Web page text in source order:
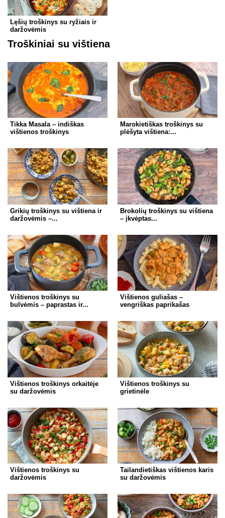
Lęšių troškinys su ryžiais ir
daržovėmis
Troškiniai su vištiena
Tikka Masala – indiškas
vištienos troškinys
Marokietiškas troškinys su
plėšyta vištiena:...
Grikių troškinys su vištiena ir
daržovėmis –...
Brokolių troškinys su vištiena
– įkvėptas...
Vištienos troškinys su
bulvėmis – paprastas ir...
Vištienos guliašas –
vengriškas paprikašas
Vištienos troškinys orkaitėje
su daržovėmis
Vištienos troškinys su
grietinėle
Vištienos troškinys su
daržovėmis
Tailandietiškas vištienos karis
su daržovėmis